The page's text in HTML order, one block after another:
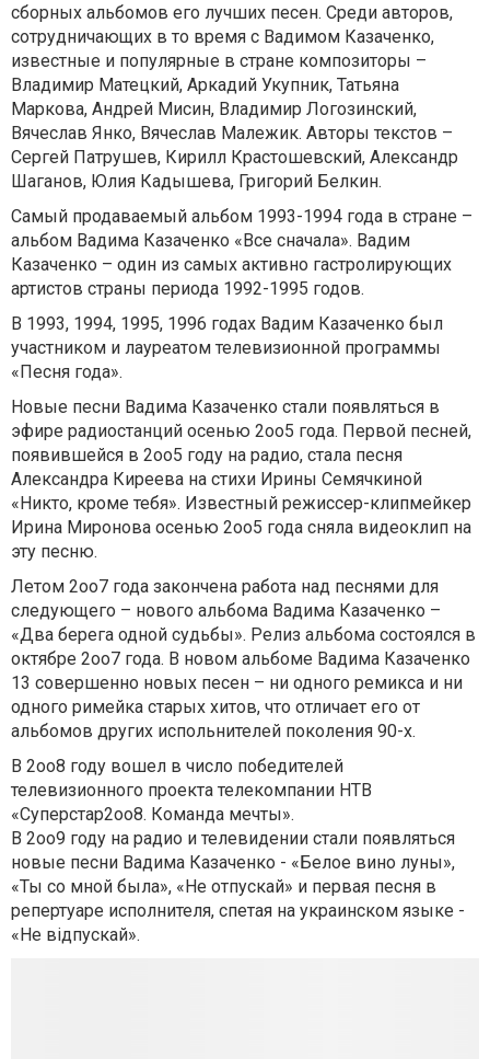
сборных альбомов его лучших песен. Среди авторов,
сотрудничающих в то время с Вадимом Казаченко,
известные и популярные в стране композиторы –
Владимир Матецкий, Аркадий Укупник, Татьяна
Маркова, Андрей Мисин, Владимир Логозинский,
Вячеслав Янко, Вячеслав Малежик. Авторы текстов –
Сергей Патрушев, Кирилл Крастошевский, Александр
Шаганов, Юлия Кадышева, Григорий Белкин.
Самый продаваемый альбом 1993-1994 года в стране –
альбом Вадима Казаченко «Все сначала». Вадим
Казаченко – один из самых активно гастролирующих
артистов страны периода 1992-1995 годов.
В 1993, 1994, 1995, 1996 годах Вадим Казаченко был
участником и лауреатом телевизионной программы
«Песня года».
Новые песни Вадима Казаченко стали появляться в
эфире радиостанций осенью 2оо5 года. Первой песней,
появившейся в 2оо5 году на радио, стала песня
Александра Киреева на стихи Ирины Семячкиной
«Никто, кроме тебя». Известный режиссер-клипмейкер
Ирина Миронова осенью 2оо5 года сняла видеоклип на
эту песню.
Летом 2оо7 года закончена работа над песнями для
следующего – нового альбома Вадима Казаченко –
«Два берега одной судьбы». Релиз альбома состоялся в
октябре 2оо7 года. В новом альбоме Вадима Казаченко
13 совершенно новых песен – ни одного ремикса и ни
одного римейка старых хитов, что отличает его от
альбомов других испольнителей поколения 90-х.
В 2оо8 году вошел в число победителей
телевизионного проекта телекомпании НТВ
«Суперстар2оо8. Команда мечты».
В 2оо9 году на радио и телевидении стали появляться
новые песни Вадима Казаченко - «Белое вино луны»,
«Ты со мной была», «Не отпускай» и первая песня в
репертуаре исполнителя, спетая на украинском языке -
«Не вiдпускай».